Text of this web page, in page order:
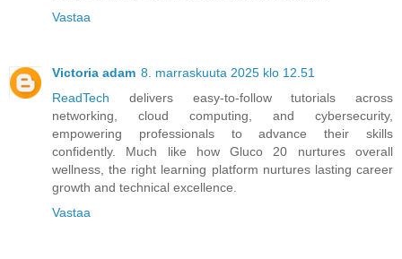
Vastaa
Victoria adam 8. marraskuuta 2025 klo 12.51
ReadTech delivers easy-to-follow tutorials across
networking, cloud computing, and cybersecurity,
empowering professionals to advance their skills
confidently. Much like how Gluco 20 nurtures overall
wellness, the right learning platform nurtures lasting career
growth and technical excellence.
Vastaa